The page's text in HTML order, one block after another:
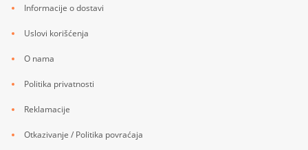
Informacije o dostavi
Uslovi korišćenja
O nama
Politika privatnosti
Reklamacije
Otkazivanje / Politika povraćaja